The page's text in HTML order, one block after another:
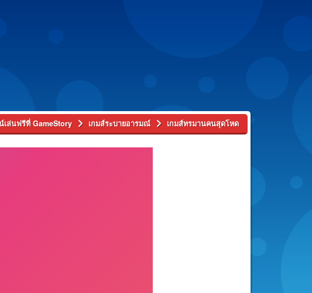
เล่นฟรีที่ GameStory เกมส์ระบายอารมณ์ เกมส์ทรมานคนสุดโหด